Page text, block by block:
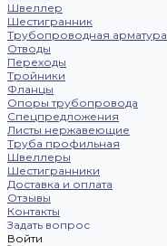
Швеллер
Шестигранник
Трубопроводная арматура
Отводы
Переходы
Тройники
Фланцы
Опоры трубопровода
Спецпредложения
Листы нержавеющие
Труба профильная
Швеллеры
Шестигранники
Доставка и оплата
Отзывы
Контакты
Задать вопрос
Войти